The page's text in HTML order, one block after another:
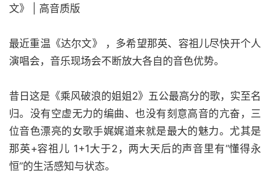
文》 | 高音质版
最近重温《达尔文》 ，多希望那英、容祖儿尽快开个人
演唱会，音乐现场会不断放大各自的音色优势。
昔日这是《乘风破浪的姐姐2》五公最高分的歌，实至名
归。没有空虚无力的编曲、也没有刻意高音的亢奋，三
位音色漂亮的女歌手娓娓道来就是最大的魅力。尤其是
那英+容祖儿 1+1大于2，两大天后的声音里有“懂得永
恒”的生活感知与状态。